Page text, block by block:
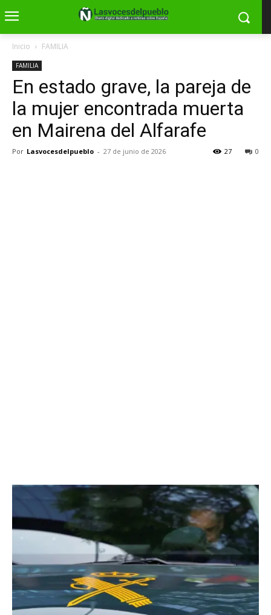
Inicio FAMILIA
FAMILIA
En estado grave, la pareja de
la mujer encontrada muerta
en Mairena del Alfarafe
Por Lasvocesdelpueblo - 27 de junio de 2026 0
27